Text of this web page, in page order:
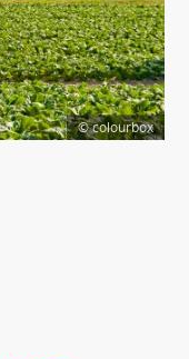
© colourbox